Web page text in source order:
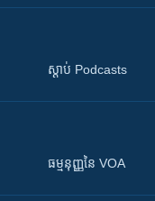
ស្តាប់ Podcasts
ធម្មនុញ្ញ​នៃ VOA